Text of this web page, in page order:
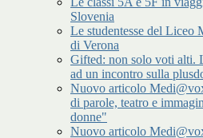
Slovenia
Le studentesse del Liceo
di Verona
Gifted: non solo voti alti.
ad un incontro sulla
Nuovo articolo
di parole, teatro e
donne"
Nuovo articolo